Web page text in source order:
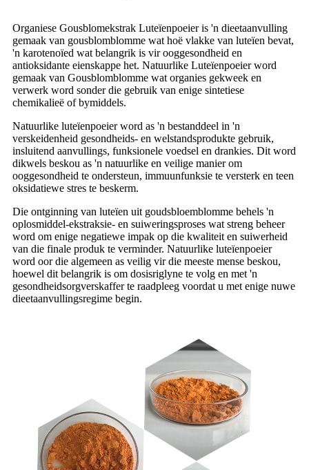
Organiese Gousblomekstrak Luteïenpoeier is 'n dieetaanvulling
gemaak van gousblomblomme wat hoë vlakke van luteïen bevat,
'n karotenoïed wat belangrik is vir ooggesondheid en
antioksidante eienskappe het. Natuurlike Luteïenpoeier word
gemaak van Gousblomblomme wat organies gekweek en
verwerk word sonder die gebruik van enige sintetiese
chemikalieë of bymiddels.
Natuurlike luteïenpoeier word as 'n bestanddeel in 'n
verskeidenheid gesondheids- en welstandsprodukte gebruik,
insluitend aanvullings, funksionele voedsel en drankies. Dit word
dikwels beskou as 'n natuurlike en veilige manier om
ooggesondheid te ondersteun, immuunfunksie te versterk en teen
oksidatiewe stres te beskerm.
Die ontginning van luteïen uit goudsbloemblomme behels 'n
oplosmiddel-ekstraksie- en suiweringsproses wat streng beheer
word om enige negatiewe impak op die kwaliteit en suiwerheid
van die finale produk te verminder. Natuurlike luteïenpoeier
word oor die algemeen as veilig vir die meeste mense beskou,
hoewel dit belangrik is om dosisriglyne te volg en met 'n
gesondheidsorgverskaffer te raadpleeg voordat u met enige nuwe
dieetaanvullingsregime begin.